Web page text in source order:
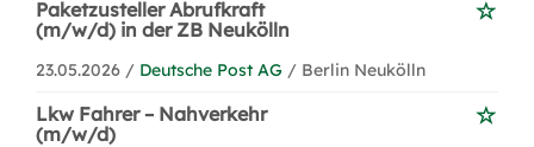
Paketzusteller Abrufkraft
(m/w/d) in der ZB Neukölln
23.05.2026 / Deutsche Post AG / Berlin Neukölln
Lkw Fahrer – Nahverkehr
(m/w/d)